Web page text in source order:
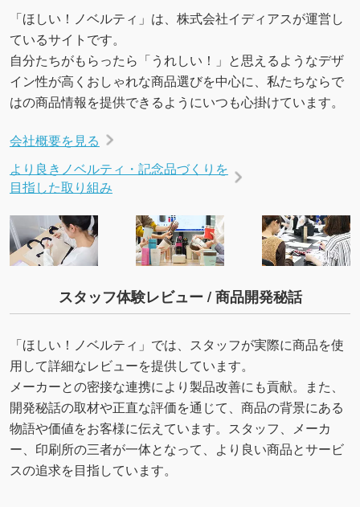
→ 詳しく見る
「ほしい！ノベルティ」は、株式会社イディアスが運営し
ているサイトです。
自分たちがもらったら「うれしい！」と思えるようなデザ
イン性が高くおしゃれな商品選びを中心に、私たちならで
はの商品情報を提供できるようにいつも心掛けています。
会社概要を見る
より良きノベルティ・記念品づくりを
目指した取り組み
スタッフ体験レビュー / 商品開発秘話
「ほしい！ノベルティ」では、スタッフが実際に商品を使
用して詳細なレビューを提供しています。
メーカーとの密接な連携により製品改善にも貢献。また、
開発秘話の取材や正直な評価を通じて、商品の背景にある
物語や価値をお客様に伝えています。スタッフ、メーカ
ー、印刷所の三者が一体となって、より良い商品とサービ
スの追求を目指しています。